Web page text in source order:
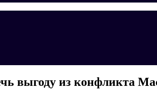
выгоду из конфликта